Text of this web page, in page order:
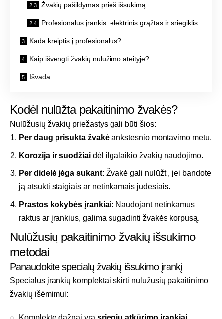
Žvakių pašildymas prieš išsukimą
Profesionalus įrankis: elektrinis grąžtas ir sriegiklis
Kada kreiptis į profesionalus?
Kaip išvengti žvakių nulūžimo ateityje?
Išvada
Kodėl nulūžta pakaitinimo žvakės?
Nulūžusių žvakių priežastys gali būti šios:
Per daug prisukta žvakė ankstesnio montavimo metu.
Korozija ir suodžiai dėl ilgalaikio žvakių naudojimo.
Per didelė jėga sukant: Žvakė gali nulūžti, jei bandote
ją atsukti staigiais ar netinkamais judesiais.
Prastos kokybės įrankiai: Naudojant netinkamus
raktus ar įrankius, galima sugadinti žvakės korpusą.
Nulūžusių pakaitinimo žvakių išsukimo
metodai
Panaudokite specialų žvakių išsukimo įrankį
Specialūs įrankių komplektai skirti nulūžusių pakaitinimo
žvakių išėmimui:
Komplekte dažnai yra sriegių atkūrimo įrankiai,